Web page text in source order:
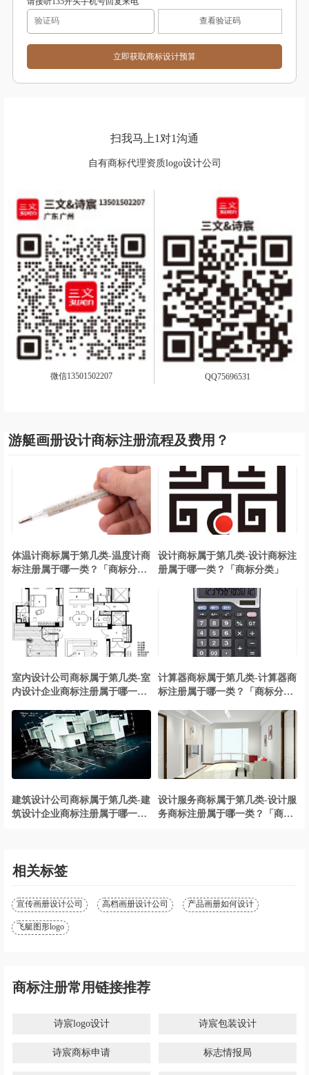
查看验证码
扫我马上1对1沟通
自有商标代理资质logo设计公司
微信13501502207 QQ75696531
游艇画册设计商标注册流程及费用？
体温计商标属于第几类-温度计商
标注册属于哪一类？「商标分
设计商标属于第几类-设计商标注
册属于哪一类？「商标分类」
室内设计公司商标属于第几类-室
内设计企业商标注册属于哪一
计算器商标属于第几类-计算器商
标注册属于哪一类？「商标分
建筑设计公司商标属于第几类-建
筑设计企业商标注册属于哪一
设计服务商标属于第几类-设计服
务商标注册属于哪一类？「商标
相关标签
宣传画册设计公司 高档画册设计公司 产品画册如何设计
飞艇图形logo
商标注册常用链接推荐
诗宸logo设计 诗宸包装设计
诗宸商标申请 标志情报局